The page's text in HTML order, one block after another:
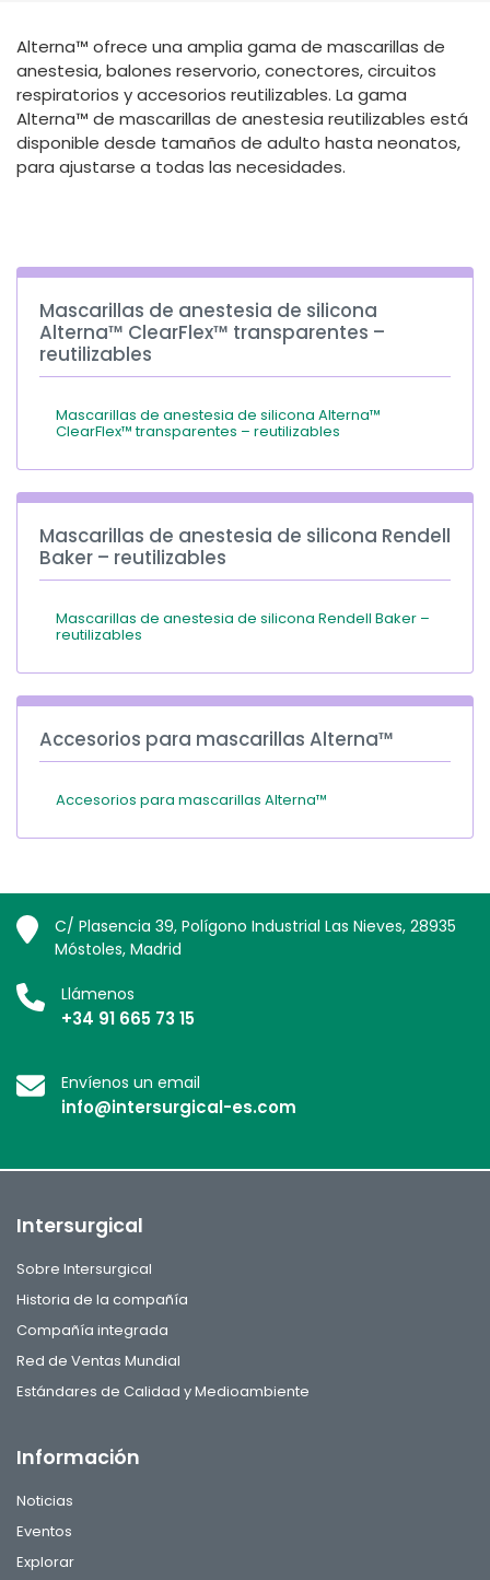
France
International English
Alterna™ ofrece una amplia gama de mascarillas de
anestesia, balones reservorio, conectores, circuitos
respiratorios y accesorios reutilizables. La gama
Alterna™ de mascarillas de anestesia reutilizables está
disponible desde tamaños de adulto hasta neonatos,
para ajustarse a todas las necesidades.
Mascarillas de anestesia de silicona
Alterna™ ClearFlex™ transparentes –
reutilizables
Mascarillas de anestesia de silicona Alterna™
ClearFlex™ transparentes – reutilizables
Mascarillas de anestesia de silicona Rendell
Baker – reutilizables
Mascarillas de anestesia de silicona Rendell Baker –
reutilizables
Accesorios para mascarillas Alterna™
Accesorios para mascarillas Alterna™
C/ Plasencia 39, Polígono Industrial Las Nieves, 28935
Móstoles, Madrid
Llámenos
+34 91 665 73 15
Envíenos un email
info@intersurgical-es.com
Intersurgical
Sobre Intersurgical
Historia de la compañía
Compañía integrada
Red de Ventas Mundial
Estándares de Calidad y Medioambiente
Información
Noticias
Eventos
Explorar